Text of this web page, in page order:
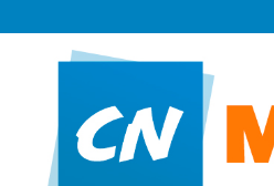
CN
Une vie nouvelle